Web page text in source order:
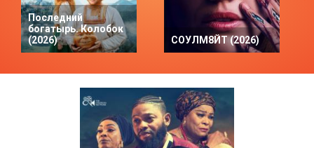
Последний
богатырь. Колобок
(2026)
СОУЛМ8ЙТ (2026)